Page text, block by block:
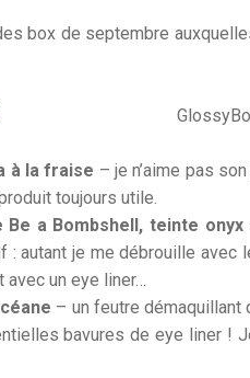
box de septembre
à la fraise – je n’aime pas
toujours utile.
a Bombshell, teinte onyx
: autant je me débrouille avec
avec un eye liner…
– un feutre démaquillant
bavures de eye liner !